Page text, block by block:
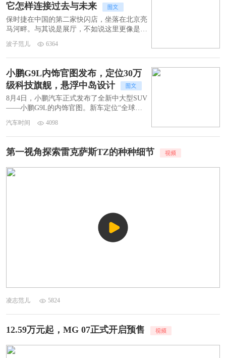
它怎样连接过去与未来
保时捷在中国的第二家快闪店，坐落在北京亮
马河畔。与其说是展厅，不如说这里更像是专
来，从生活方式到定制服务，请跟随我们的镜
头来一探究竟。
波子范儿 6364
小鹏G9L内饰官图发布，定位30万
级科技旗舰，悬浮中岛设计
8月4日，小鹏汽车正式发布了全新中大型SUV
——小鹏G9L的内饰官图。新车定位“全球大
仅提供纯电与增程双版本，更在座舱空间与智
能化配置上实现了全面跃升。
汽车时间 4098
第一视角探索雷克萨斯TZ的种种细节
凌志范儿 5824
12.59万元起，MG 07正式开启预售